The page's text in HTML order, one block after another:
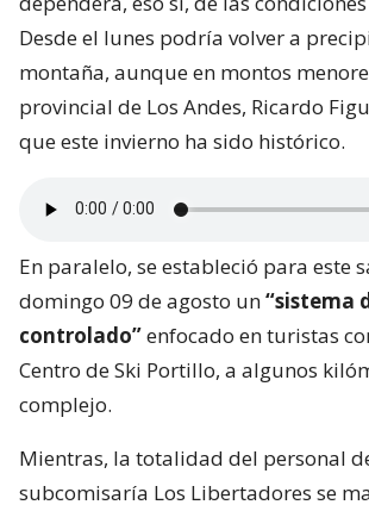
Desde el lunes podría volver a
montaña, aunque en montos
provincial de Los Andes, Ricardo
que este invierno ha sido histórico.
En paralelo, se estableció para este
domingo 09 de agosto un“sistema
controlado”enfocado en turistas
Centro de Ski Portillo, a algunos
complejo.
Mientras, la totalidad del personal
subcomisaría Los Libertadores se